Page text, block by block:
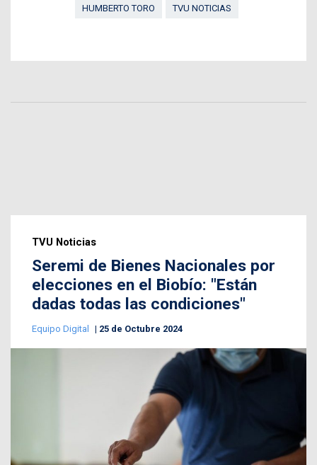
HUMBERTO TORO TVU NOTICIAS
TVU Noticias
Seremi de Bienes Nacionales por
elecciones en el Biobío: "Están
dadas todas las condiciones"
Equipo Digital 25 de Octubre 2024